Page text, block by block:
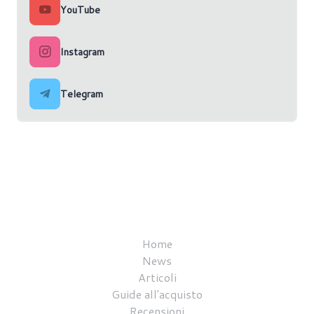
YouTube
Instagram
Telegram
Home
News
Articoli
Guide all'acquisto